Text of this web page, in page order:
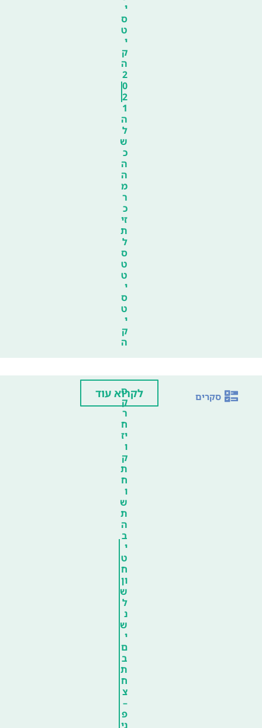
י
ס
ט
י
ק
ה
2
0
2
1
ה
ל
ש
כ
ה
ה
מ
ר
כ
זי
ת
ל
ס
ט
ט
י
ס
ט
י
ק
ה
סקרים
ס
ק
ר
ח
יז
ו
ק
ת
ח
ו
ש
ת
ה
ב
י
ט
ח
ון
ש
ל
נ
ש
י
ם
ב
ת
ח
צ
–
פ
ני
לקרוא עוד